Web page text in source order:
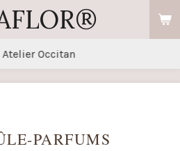
Atelier Occitan
PARFUMS